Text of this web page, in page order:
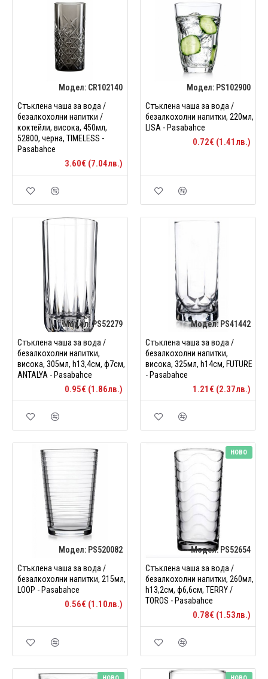
Модел: CR102140
Стъклена чаша за вода /
безалкохолни напитки /
коктейли, висока, 450мл,
52800, черна, TIMELESS -
Pasabahce
3.60€ (7.04лв.)
Модел: PS102900
Стъклена чаша за вода /
безалкохолни напитки, 220мл,
LISA - Pasabahce
0.72€ (1.41лв.)
Модел:PS52279
Стъклена чаша за вода /
безалкохолни напитки,
висока, 305мл, h13,4см, ф7см,
ANTALYA - Pasabahce
0.95€ (1.86лв.)
Модел: PS41442
Стъклена чаша за вода /
безалкохолни напитки,
висока, 325мл, h14см, FUTURE
- Pasabahce
1.21€ (2.37лв.)
Модел: PS520082
Стъклена чаша за вода /
безалкохолни напитки, 215мл,
LOOP - Pasabahce
0.56€ (1.10лв.)
НОВО
Модел: PS52654
Стъклена чаша за вода /
безалкохолни напитки, 260мл,
h13,2см, ф6,6см, TERRY /
TOROS - Pasabahce
0.78€ (1.53лв.)